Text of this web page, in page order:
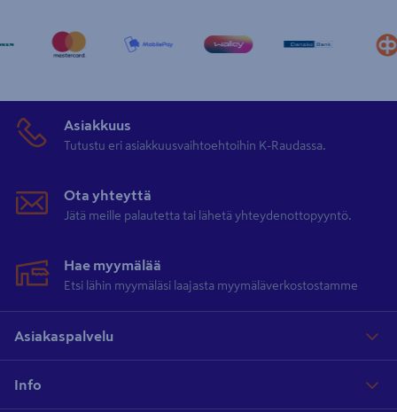
Asiakkuus
Tutustu eri asiakkuusvaihtoehtoihin K-Raudassa.
Ota yhteyttä
Jätä meille palautetta tai lähetä yhteydenottopyyntö.
Hae myymälää
Etsi lähin myymäläsi laajasta myymäläverkostostamme
Asiakaspalvelu
Info